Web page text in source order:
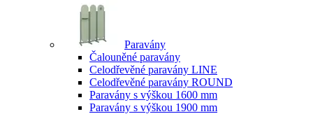
Paravány
Čalouněné paravány
Celodřevěné paravány LINE
Celodřevěné paravány ROUND
Paravány s výškou 1600 mm
Paravány s výškou 1900 mm